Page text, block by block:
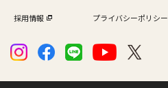
採用情報 プライバシーポリシー